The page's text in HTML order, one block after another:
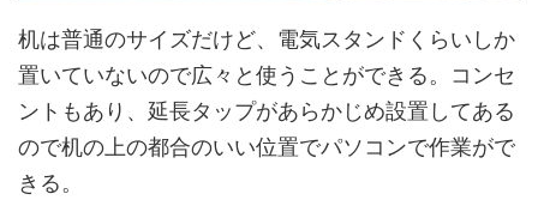
机は普通のサイズだけど、電気スタンドくらいしか
置いていないので広々と使うことができる。コンセ
ントもあり、延長タップがあらかじめ設置してある
ので机の上の都合のいい位置でパソコンで作業がで
きる。